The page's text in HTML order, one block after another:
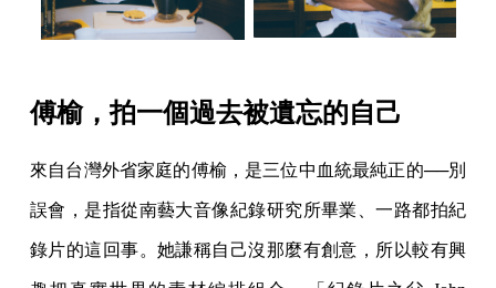
傅榆，拍一個過去被遺忘的自己
來自台灣外省家庭的傅榆，是三位中血統最純正的──別
誤會，是指從南藝大音像紀錄研究所畢業、一路都拍紀
錄片的這回事。她謙稱自己沒那麼有創意，所以較有興